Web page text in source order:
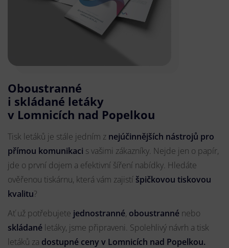
Oboustranné
i skládané letáky
v Lomnicích nad Popelkou
Tisk letáků je stále jedním z nejúčinnějších nástrojů pro
přímou komunikaci s vašimi zákazníky. Nejde jen o papír,
jde o první dojem a efektivní šíření nabídky. Hledáte
ověřenou tiskárnu, která vám zajistí špičkovou tiskovou
kvalitu?
Ať už potřebujete jednostranné, oboustranné nebo
skládané letáky, jsme připraveni. Spolehlivý návrh a tisk
letáků za dostupné ceny v Lomnicích nad Popelkou.